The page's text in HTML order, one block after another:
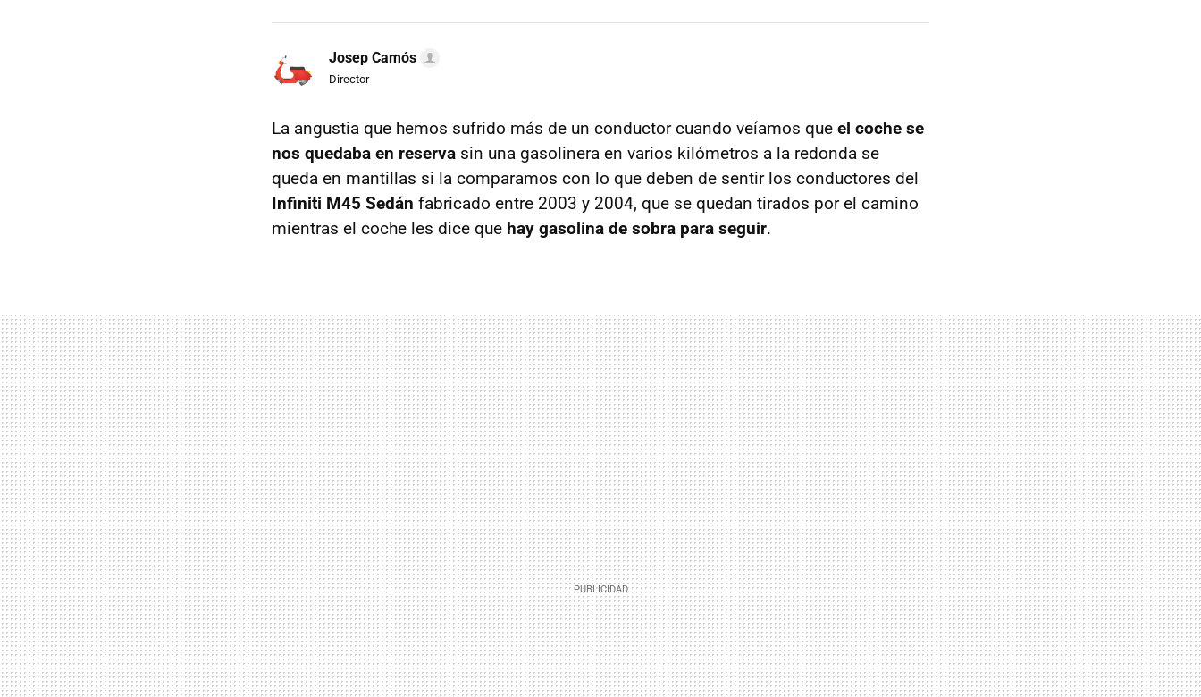
Josep Camós
Director
La angustia que hemos sufrido más de un conductor cuando veíamos que el coche se
nos quedaba en reserva sin una gasolinera en varios kilómetros a la redonda se
queda en mantillas si la comparamos con lo que deben de sentir los conductores del
Infiniti M45 Sedán fabricado entre 2003 y 2004, que se quedan tirados por el camino
mientras el coche les dice que hay gasolina de sobra para seguir.